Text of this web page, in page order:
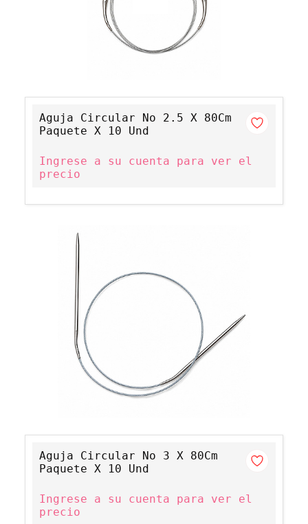
Aguja Circular No 2.5 X 80Cm
Paquete X 10 Und
Ingrese a su cuenta para ver el
precio
Aguja Circular No 3 X 80Cm
Paquete X 10 Und
Ingrese a su cuenta para ver el
precio